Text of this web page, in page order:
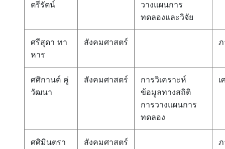
ตรีรัตน์
วางแผนการ
ทดลองและวิจัย
ศรีสุดา ทา
หาร
สังคมศาสตร์
ศศิกานต์ คู่
วัฒนา
สังคมศาสตร์
การวิเคราะห์
ข้อมูลทางสถิติ
การวางแผนการ
ทดลอง
ศศิมินตรา
สังคมศาสตร์